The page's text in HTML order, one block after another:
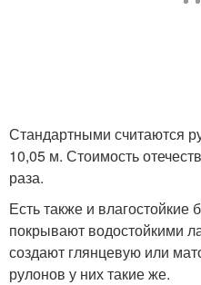
Стандартными считаются
10,05 м. Стоимость
раза.
Есть также и
покрывают водостойкими
создают глянцевую или
рулонов у них такие же.